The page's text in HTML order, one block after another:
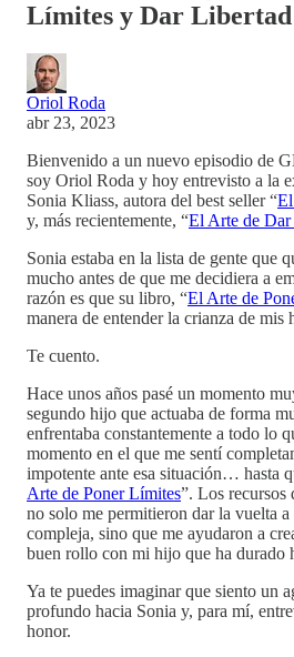
Límites y Dar Libertad
Oriol Roda
abr 23, 2023
Bienvenido a un nuevo episodio de
soy Oriol Roda y hoy entrevisto a la
Sonia Kliass, autora del best seller “
y, más recientemente, “El Arte de
Sonia estaba en la lista de gente que
mucho antes de que me decidiera a
razón es que su libro, “El Arte de
manera de entender la crianza de mis
Te cuento.
Hace unos años pasé un momento
segundo hijo que actuaba de forma
enfrentaba constantemente a todo lo
momento en el que me sentí
impotente ante esa situación… hasta
Arte de Poner Límites”. Los recursos
no solo me permitieron dar la vuelta a
compleja, sino que me ayudaron a
buen rollo con mi hijo que ha durado
Ya te puedes imaginar que siento un
profundo hacia Sonia y, para mí,
honor.